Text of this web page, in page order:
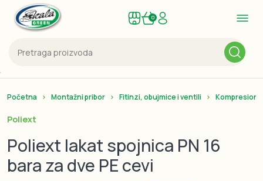
0
Početna Montažni pribor Fitinzi, obujmice i ventili
Poliext
Poliext lakat spojnica PN 16
bara za dve PE cevi